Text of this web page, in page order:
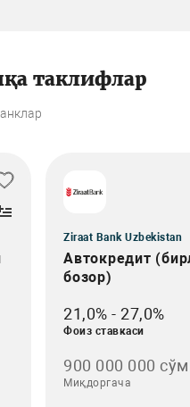
таклифлар
Ziraat Bank Uzbekistan
Автокредит
бозор)
21,0% - 27,0%
Фоиз ставкаси
900 000 000 сўм
Миқдоргача